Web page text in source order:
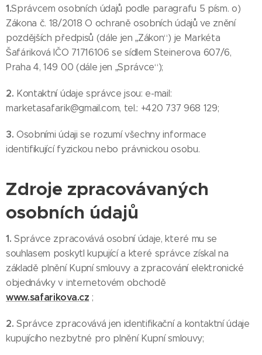
1.Správcem osobních údajů podle paragrafu 5 písm. o)
Zákona č. 18/2018 O ochraně osobních údajů ve znění
pozdějších předpisů (dále jen „Zákon“) je Markéta
Šafáriková IČO 71716106 se sídlem Steinerova 607/6,
Praha 4, 149 00 (dále jen „Správce“);
2. Kontaktní údaje správce jsou: e-mail:
marketasafarik@gmail.com, tel.: +420 737 968 129;
3.Osobními údaji se rozumí všechny informace
identifikující fyzickou nebo právnickou osobu.
Zdroje zpracovávaných
osobních údajů
1.Správce zpracovává osobní údaje, které mu se
souhlasem poskytl kupující a které správce získal na
základě plnění Kupní smlouvy a zpracování elektronické
objednávky v internetovém obchodě
www.safarikova.cz ;
2. Správce zpracovává jen identifikační a kontaktní údaje
kupujícího nezbytné pro plnění Kupní smlouvy;